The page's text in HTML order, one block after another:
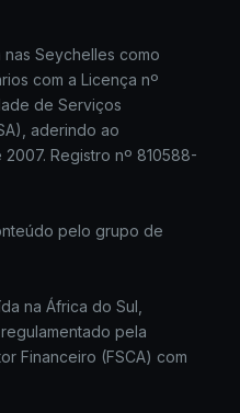
nas Seychelles como
com a Licença nº
de Serviços
aderindo ao
Registro nº 810588-
pelo grupo de
na África do Sul,
pela
Financeiro (FSCA) com